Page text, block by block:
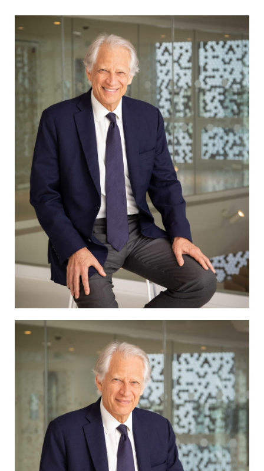
Environnement
Finances
Géopolitique
Industrie
Justice
Lifestyle
Luxe
Politique
Religions
Santé
Social
Société
Tech / Média
Tourisme
Transports
Urbanisme